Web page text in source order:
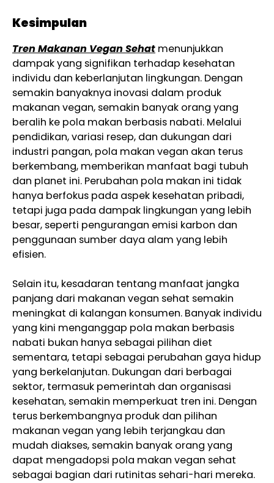
Kesimpulan
Tren Makanan Vegan Sehat menunjukkan
dampak yang signifikan terhadap kesehatan
individu dan keberlanjutan lingkungan. Dengan
semakin banyaknya inovasi dalam produk
makanan vegan, semakin banyak orang yang
beralih ke pola makan berbasis nabati. Melalui
pendidikan, variasi resep, dan dukungan dari
industri pangan, pola makan vegan akan terus
berkembang, memberikan manfaat bagi tubuh
dan planet ini. Perubahan pola makan ini tidak
hanya berfokus pada aspek kesehatan pribadi,
tetapi juga pada dampak lingkungan yang lebih
besar, seperti pengurangan emisi karbon dan
penggunaan sumber daya alam yang lebih
efisien.
Selain itu, kesadaran tentang manfaat jangka
panjang dari makanan vegan sehat semakin
meningkat di kalangan konsumen. Banyak individu
yang kini menganggap pola makan berbasis
nabati bukan hanya sebagai pilihan diet
sementara, tetapi sebagai perubahan gaya hidup
yang berkelanjutan. Dukungan dari berbagai
sektor, termasuk pemerintah dan organisasi
kesehatan, semakin memperkuat tren ini. Dengan
terus berkembangnya produk dan pilihan
makanan vegan yang lebih terjangkau dan
mudah diakses, semakin banyak orang yang
dapat mengadopsi pola makan vegan sehat
sebagai bagian dari rutinitas sehari-hari mereka.